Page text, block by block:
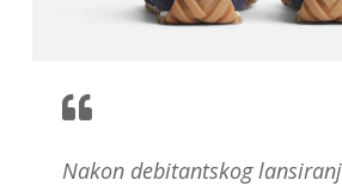
Nakon debitantskog